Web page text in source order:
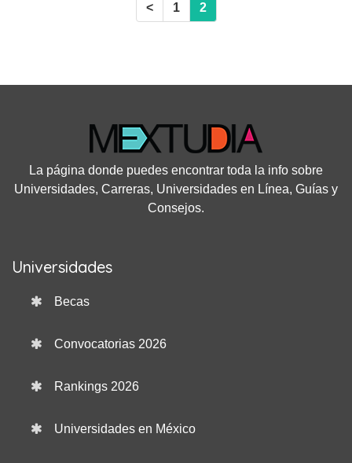
< 1 2
La página donde puedes encontrar toda la info sobre
Universidades, Carreras, Universidades en Línea, Guías y
Consejos.
Universidades
Becas
Convocatorias 2026
Rankings 2026
Universidades en México